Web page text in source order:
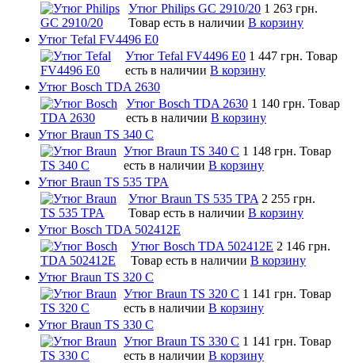
Утюг Philips GC 2910/20 1 263 грн.
Товар есть в наличии В корзину
Утюг Tefal FV4496 E0
Утюг Tefal FV4496 E0 1 447 грн. Товар
есть в наличии В корзину
Утюг Bosch TDA 2630
Утюг Bosch TDA 2630 1 140 грн. Товар
есть в наличии В корзину
Утюг Braun TS 340 C
Утюг Braun TS 340 C 1 148 грн. Товар
есть в наличии В корзину
Утюг Braun TS 535 TPA
Утюг Braun TS 535 TPA 2 255 грн.
Товар есть в наличии В корзину
Утюг Bosch TDA 502412E
Утюг Bosch TDA 502412E 2 146 грн.
Товар есть в наличии В корзину
Утюг Braun TS 320 C
Утюг Braun TS 320 C 1 141 грн. Товар
есть в наличии В корзину
Утюг Braun TS 330 C
Утюг Braun TS 330 C 1 141 грн. Товар
есть в наличии В корзину